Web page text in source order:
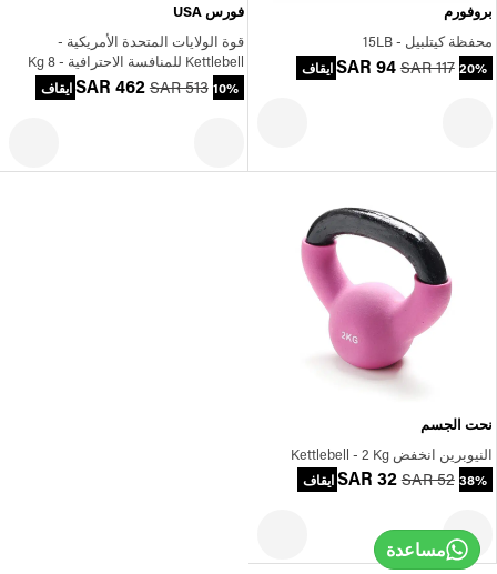
بروفورم
محفظة كيتلبيل - 15LB
SAR 94 SAR 117 20% ايقاف
فورس USA
قوة الولايات المتحدة الأمريكية -
Kettlebell للمنافسة الاحترافية - 8 Kg
SAR 462 SAR 513 10% ايقاف
نحت الجسم
النيوبرين انخفض Kettlebell - 2 Kg
SAR 32 SAR 52 38% ايقاف
مساعدة